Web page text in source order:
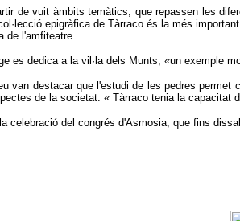
de vuit àmbits temàtics, que repassen les
epigràfica de Tàrraco és la més
de l'amfiteatre.
es dedica a la vil·la dels Munts, «un exemple
van destacar que l'estudi de les pedres
de la societat: « Tàrraco tenia la capacitat
celebració del congrés d'Asmosia, que fins